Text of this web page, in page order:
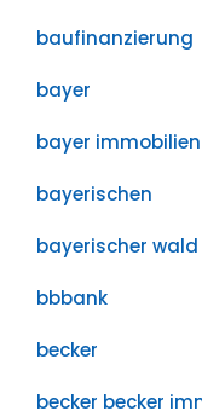
baufinanzierung
bayer
bayer immobilien
bayerischen
bayerischer wald
bbbank
becker
becker becker